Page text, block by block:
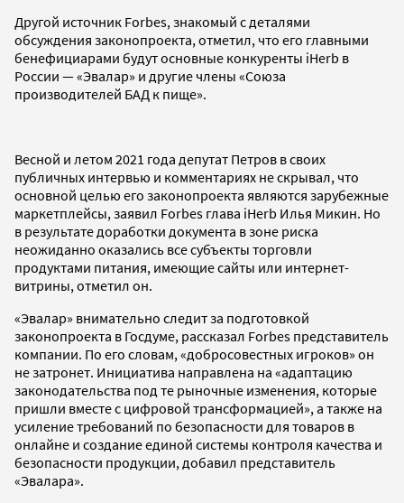
Другой источник Forbes, знакомый с деталями
обсуждения законопроекта, отметил, что его главными
бенефициарами будут основные конкуренты iHerb в
России — «Эвалар» и другие члены «Союза
производителей БАД к пище».
Весной и летом 2021 года депутат Петров в своих
публичных интервью и комментариях не скрывал, что
основной целью его законопроекта являются зарубежные
маркетплейсы, заявил Forbes глава iHerb Илья Микин. Но
в результате доработки документа в зоне риска
неожиданно оказались все субъекты торговли
продуктами питания, имеющие сайты или интернет-
витрины, отметил он.
«Эвалар» внимательно следит за подготовкой
законопроекта в Госдуме, рассказал Forbes представитель
компании. По его словам, «добросовестных игроков» он
не затронет. Инициатива направлена на «адаптацию
законодательства под те рыночные изменения, которые
пришли вместе с цифровой трансформацией», а также на
усиление требований по безопасности для товаров в
онлайне и создание единой системы контроля качества и
безопасности продукции, добавил представитель
«Эвалара».